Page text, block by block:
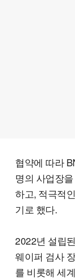
협약에 따라
명의 사업장
하고, 적극적
기로 했다.
2022년 설립
웨이퍼 검사
를 비롯해 세